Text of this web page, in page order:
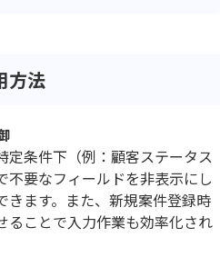
方法
定条件下（例：顧客ステータス
不要なフィールドを非表示にし
きます。また、新規案件登録時
ることで入力作業も効率化され